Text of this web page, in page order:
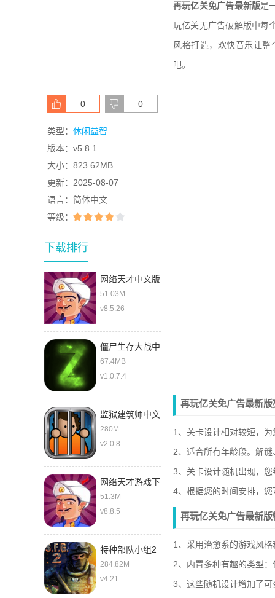
0 0
类型： 休闲益智
版本： v5.8.1
大小： 823.62MB
更新： 2025-08-07
语言： 简体中文
等级：
下载排行
网络天才中文版
51.03M
v8.5.26
僵尸生存大战中
文版
67.4MB
v1.0.7.4
监狱建筑师中文
280M
v2.0.8
网络天才游戏下
载中文版
51.3M
v8.8.5
特种部队小组2
最新版
284.82M
v4.21
再玩亿关免广告最新版是
玩亿关无广告破解版中每
风格打造，欢快音乐让
吧。
再玩亿关免广告最新版
1、关卡设计相对较短，
2、适合所有年龄段。解
3、关卡设计随机出现，
4、根据您的时间安排，
再玩亿关免广告最新版
1、采用治愈系的游戏风
2、内置多种有趣的类型
3、这些随机设计增加了